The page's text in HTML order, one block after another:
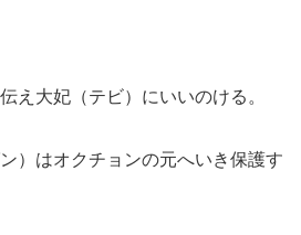
え大妃（テビ）にいいのける。
）はオクチョンの元へいき保護す